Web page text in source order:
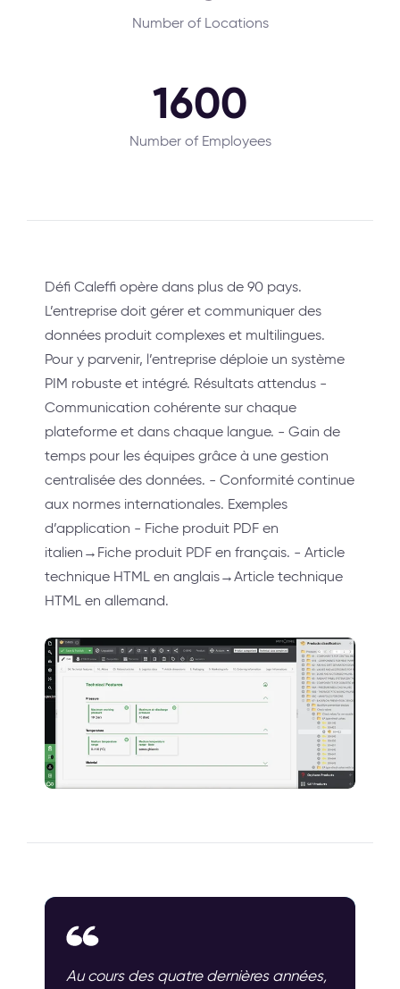
Number of Locations
1600
Number of Employees
Défi Caleffi opère dans plus de 90 pays.
L’entreprise doit gérer et communiquer des
données produit complexes et multilingues.
Pour y parvenir, l’entreprise déploie un système
PIM robuste et intégré. Résultats attendus -
Communication cohérente sur chaque
plateforme et dans chaque langue. - Gain de
temps pour les équipes grâce à une gestion
centralisée des données. - Conformité continue
aux normes internationales. Exemples
d’application - Fiche produit PDF en
italien→Fiche produit PDF en français. - Article
technique HTML en anglais→Article technique
HTML en allemand.
Au cours des quatre dernières années,